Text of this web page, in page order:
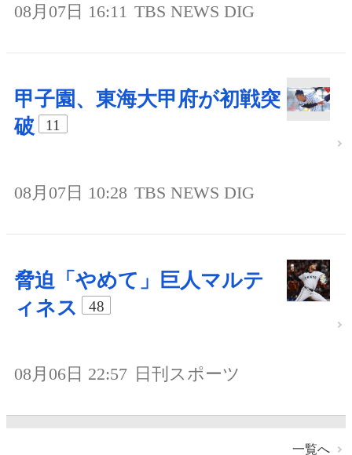
08月07日 16:11 TBS NEWS DIG
甲子園、東海大甲府が初戦突
破
11
08月07日 10:28 TBS NEWS DIG
脅迫「やめて」巨人マルテ
ィネス
48
08月06日 22:57 日刊スポーツ
一覧へ